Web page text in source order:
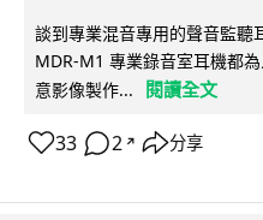
談到專業混音專用的聲音監聽
MDR-M1 專業錄音室耳機都
意影像製作...
閱讀全文
33 2 ↗ 分享